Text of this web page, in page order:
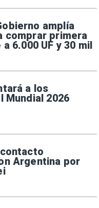
amplía
comprar primera
6.000 UF y 30 mil
a los
Mundial 2026
Argentina por